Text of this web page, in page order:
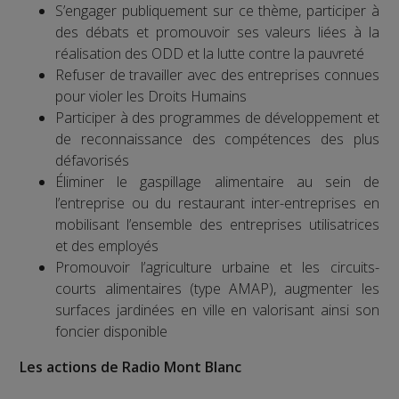
S’engager publiquement sur ce thème, participer à
des débats et promouvoir ses valeurs liées à la
réalisation des ODD et la lutte contre la pauvreté
Refuser de travailler avec des entreprises connues
pour violer les Droits Humains
Participer à des programmes de développement et
de reconnaissance des compétences des plus
défavorisés
Éliminer le gaspillage alimentaire au sein de
l’entreprise ou du restaurant inter-entreprises en
mobilisant l’ensemble des entreprises utilisatrices
et des employés
Promouvoir l’agriculture urbaine et les circuits-
courts alimentaires (type AMAP), augmenter les
surfaces jardinées en ville en valorisant ainsi son
foncier disponible
Les actions de Radio Mont Blanc